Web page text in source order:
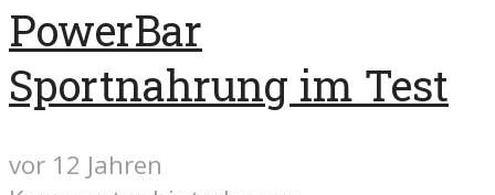
PowerBar
Sportnahrung im Test
vor 12 Jahren